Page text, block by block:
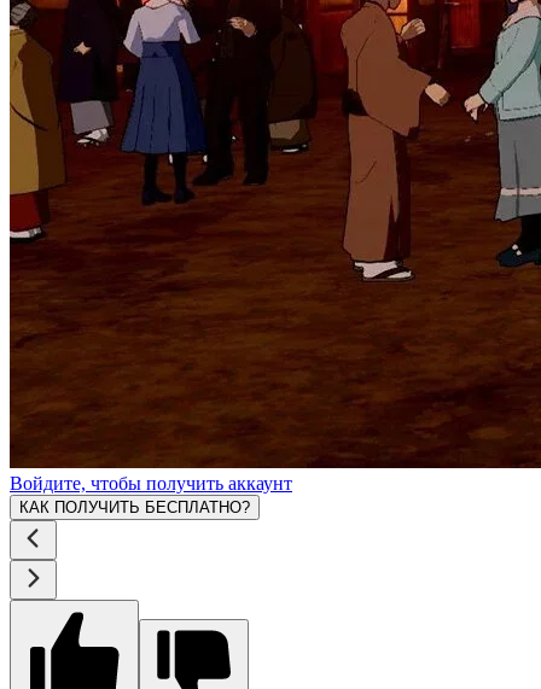
Войдите, чтобы получить аккаунт
КАК ПОЛУЧИТЬ БЕСПЛАТНО?